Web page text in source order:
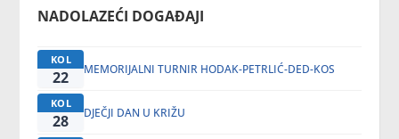
NADOLAZEĆI DOGAĐAJI
KOL
22 MEMORIJALNI TURNIR HODAK-PETRLIĆ-DED-KOS
KOL
28 DJEČJI DAN U KRIŽU